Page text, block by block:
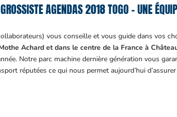
GROSSISTE AGENDAS 2018 TOGO – UNE
vous conseille et vous guide dans vos
Achard et dans le centre de la France à
Notre parc machine dernière génération vous
réputées ce qui nous permet aujourd’hui